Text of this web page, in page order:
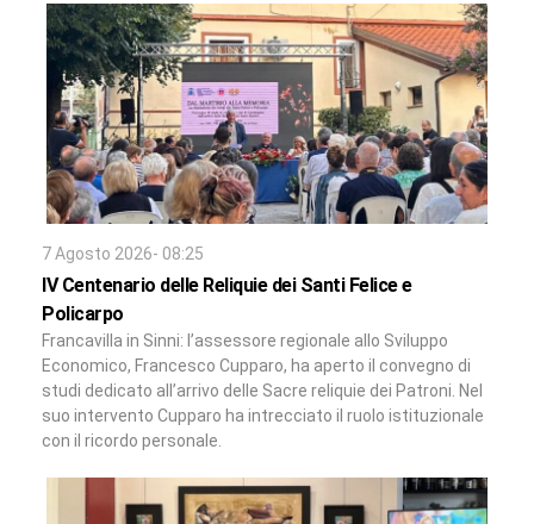
7 Agosto 2026- 08:25
IV Centenario delle Reliquie dei Santi Felice e
Policarpo
Francavilla in Sinni: l’assessore regionale allo Sviluppo
Economico, Francesco Cupparo, ha aperto il convegno di
studi dedicato all’arrivo delle Sacre reliquie dei Patroni. Nel
suo intervento Cupparo ha intrecciato il ruolo istituzionale
con il ricordo personale.